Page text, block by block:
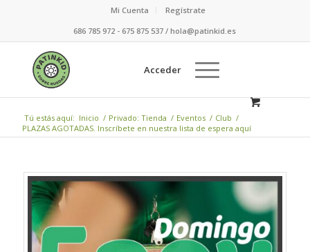
Mi Cuenta
Regístrate
686 785 972 - 675 875 537 / hola@patinkid.es
Acceder
Tú estás aquí: Inicio / Privado: Tienda / Eventos / Club /
PLAZAS AGOTADAS. Inscríbete en nuestra lista de espera aquí